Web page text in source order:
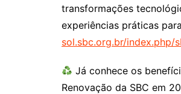
transformações
experiências práticas
sol.sbc.org.br/index.php/
Já conhece os
Renovação da SBC em